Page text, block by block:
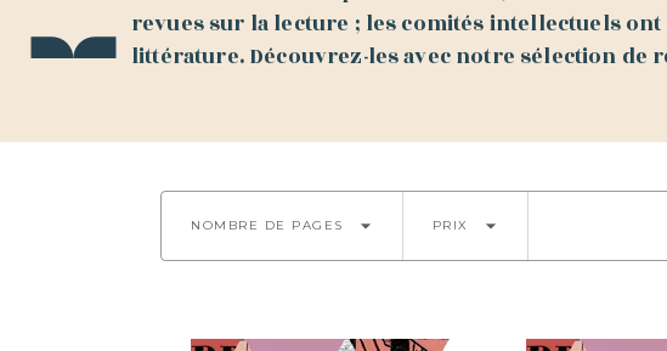
revues sur la lecture ; les comités intellectuels
littérature. Découvrez-les avec notre sélection de
NOMBRE DE PAGES arrow_drop_down PRIX arrow_drop_down